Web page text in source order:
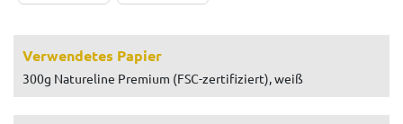
Verwendetes Papier
300g Natureline Premium (FSC-zertifiziert), weiß